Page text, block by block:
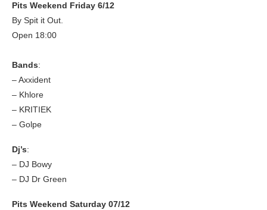
Pits Weekend Friday 6/12
By Spit it Out.
Open 18:00
Bands:
– Axxident
– Khlore
– KRITIEK
– Golpe
Dj’s:
– DJ Bowy
– DJ Dr Green
Pits Weekend Saturday 07/12